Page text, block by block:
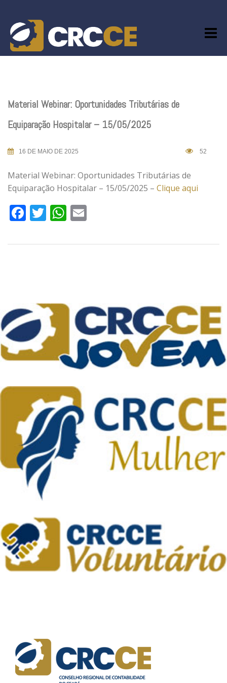
content
Material Webinar: Oportunidades Tributárias de
Equiparação Hospitalar – 15/05/2025
16 DE MAIO DE 2025 52
Material Webinar: Oportunidades Tributárias de
Equiparação Hospitalar – 15/05/2025 – Clique aqui
Facebook
TwitterWhatsApp